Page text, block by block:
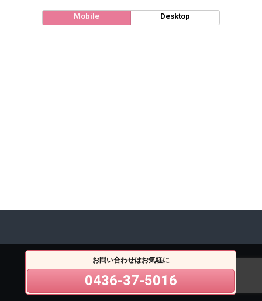
Mobile Desktop
お問い合わせはお気軽に
0436-37-5016